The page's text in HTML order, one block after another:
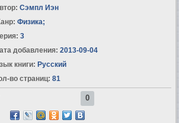
Сэмпл Иэн
Физика;
3
добавления: 2013-09-04
книги: Русский
во страниц: 81
0